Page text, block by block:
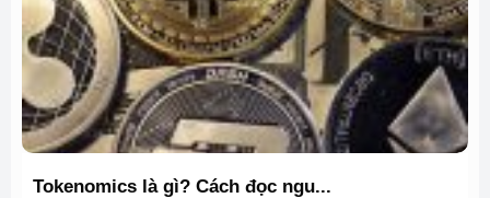
Tokenomics là gì? Cách đọc ngu...